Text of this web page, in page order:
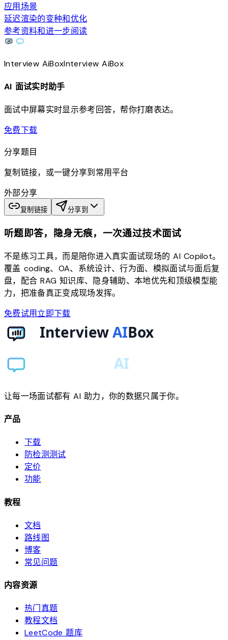
应用场景
延迟渲染的变种和优化
参考资料和进一步阅读
Interview AiBoxInterviewAiBox
AI 面试实时助手
面试中屏幕实时显示参考回答，帮你打磨表达。
免费下载download
分享题目
复制链接，或一键分享到常用平台
外部分享
复制链接 分享到
听题即答，隐身无痕，一次通过技术面试
不是练习工具，而是陪你进入真实面试现场的 AI Copilot。
覆盖 coding、OA、系统设计、行为面、模拟面试与面后复
盘，配合 RAG 知识库、隐身辅助、本地优先和顶级模型能
力，把准备真正变成现场发挥。
免费试用立即下载
让每一场面试都有 AI 助力，你的数据只属于你。
产品
下载
防检测测试
定价
功能
教程
文档
路线图
博客
常见问题
内容资源
热门真题
教程文档
LeetCode 题库